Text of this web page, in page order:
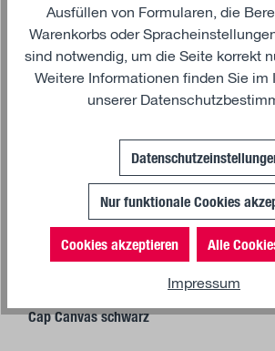
%
In den Warenkorb
Cap Canvas schwarz
Ausfüllen von Formularen, die
Warenkorbs oder
sind notwendig, um die Seite korrekt
Weitere Informationen finden Sie im
unserer
Nur funktionale Cookies
Cookies akzeptieren Alle
Impressum